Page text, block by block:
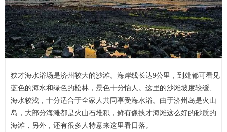
狭才海水浴场是济州较大的沙滩。海岸线长达9公里，到处都可看见
蓝色的海水和绿色的松林，景色十分怡人。这里的沙滩坡度较缓、
海水较浅，十分适合于全家人共同享受海水浴。由于济州岛是火山
岛，大部分海滩都是火山石堆积，鲜有像挟才海滩这么好的砂质的
海滩，另外，还有很多人特意来这里看日落。